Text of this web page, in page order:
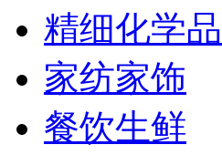
精细化学品
家纺家饰
餐饮生鲜